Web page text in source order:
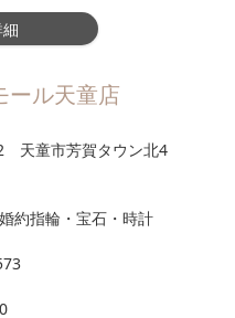
ール天童店
天童市芳賀タウン北4
約指輪・宝石・時計